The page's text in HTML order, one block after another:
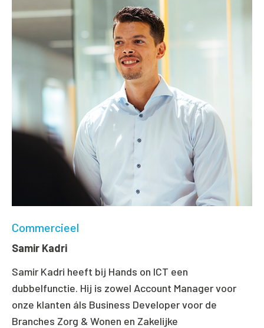
Commercieel
Samir Kadri
Samir Kadri heeft bij Hands on ICT een
dubbelfunctie. Hij is zowel Account Manager voor
onze klanten áls Business Developer voor de
Branches Zorg & Wonen en Zakelijke